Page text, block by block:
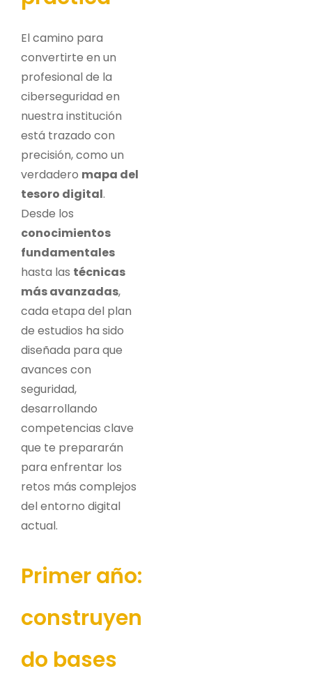
El camino para
convertirte en un
profesional de la
ciberseguridad en
nuestra institución
está trazado con
precisión, como un
verdadero mapa del
tesoro digital.
Desde los
conocimientos
fundamentales
hasta las técnicas
más avanzadas,
cada etapa del plan
de estudios ha sido
diseñada para que
avances con
seguridad,
desarrollando
competencias clave
que te prepararán
para enfrentar los
retos más complejos
del entorno digital
actual.
Primer año:
construyen
do bases